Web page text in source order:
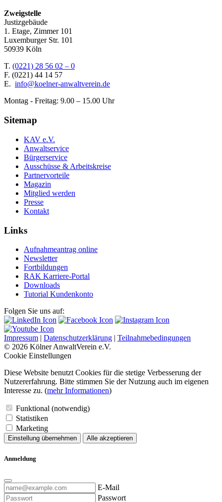
Zweigstelle
Justizgebäude
1. Etage, Zimmer 101
Luxemburger Str. 101
50939 Köln
T. (0221) 28 56 02 – 0
F. (0221) 44 14 57
E. info@koelner-anwaltverein.de
Montag - Freitag: 9.00 – 15.00 Uhr
Sitemap
KAV e.V.
Anwaltservice
Bürgerservice
Ausschüsse & Arbeitskreise
Partnervorteile
Magazin
Mitglied werden
Presse
Kontakt
Links
Aufnahmeantrag online
Newsletter
Fortbildungen
RAK Karriere-Portal
Downloads
Tutorial Kundenkonto
Folgen Sie uns auf:
Impressum | Datenschutzerklärung | Teilnahmebedingungen
© 2026 Kölner AnwaltVerein e.V.
Cookie Einstellungen
Diese Website benutzt Cookies für die stetige Verbesserung der
Nutzererfahrung. Bitte stimmen Sie der Nutzung auch im eigenen
Interesse zu. (mehr Informationen)
Funktional (notwendig)
Statistiken
Marketing
Einstellung übernehmen Alle akzeptieren
Anmeldung
E-Mail
Passwort